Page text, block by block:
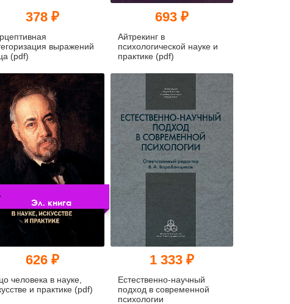
378 ₽
выражений
(pdf)
693 ₽
Айтрекинг в
психологической науке и
практике (pdf)
Эл. книга
626 ₽
человека в науке,
и практике (pdf)
1 333 ₽
Естественно-научный
подход в современной
психологии